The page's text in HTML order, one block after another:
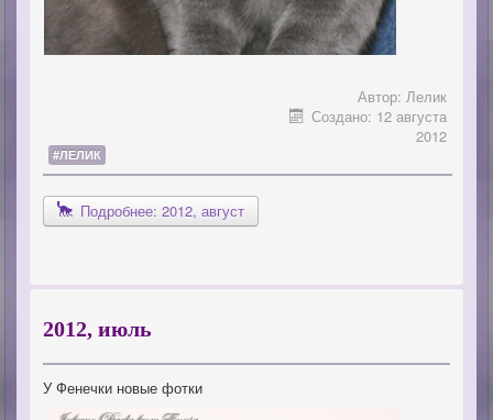
Автор: Лелик
Создано: 12 августа
2012
#ЛЕЛИК
Подробнее: 2012, август
2012, июль
У Фенечки новые фотки